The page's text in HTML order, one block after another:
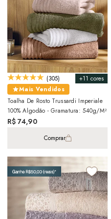
+11 cores
(305)
Mais Vendidos
Toalha De Rosto Trussardi Imperiale
100% Algodão - Gramatura: 540g/m²
R$ 74,90
Comprar